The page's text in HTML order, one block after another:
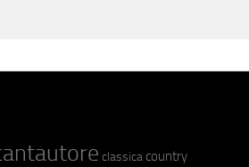
classica country